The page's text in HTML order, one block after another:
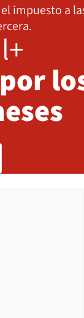
impuesto a